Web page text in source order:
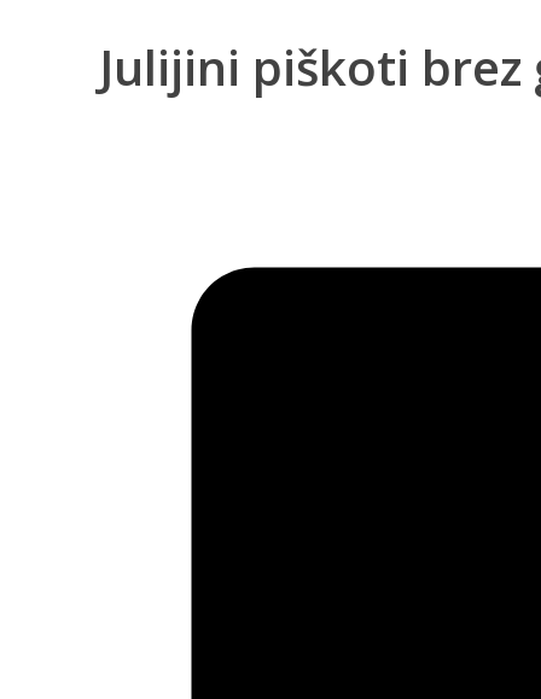
Julijini piškoti